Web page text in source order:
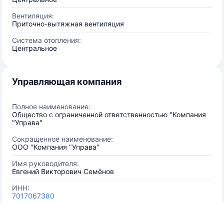
Вентиляция:
Приточно-вытяжная вентиляция
Система отопления:
Центральное
Управляющая компания
Полное наименование:
Общество с ограниченной ответственностью "Компания
"Управа"
Сокращенное наименование:
ООО "Компания "Управа"
Имя руководителя:
Евгений Викторович Семёнов
ИНН:
7017067380